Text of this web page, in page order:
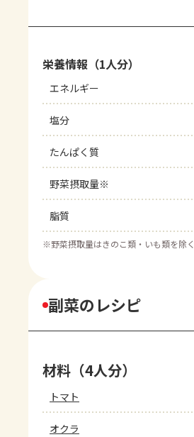
栄養情報（1人分）
エネルギー
塩分
たんぱく質
野菜摂取量※
脂質
※野菜摂取量はきのこ類・いも類を除く
副菜のレシピ
材料（4人分）
トマト
オクラ